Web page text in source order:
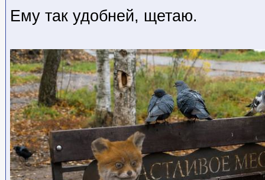
Ему так удобней, щетаю.